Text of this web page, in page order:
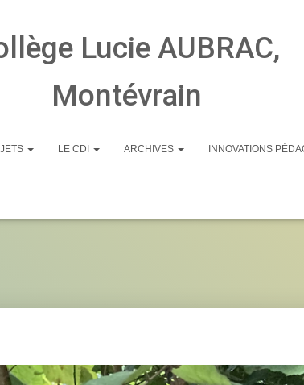
Lucie AUBRAC,
Montévrain
LE CDI ARCHIVES INNOVATIONS
2024-10-30